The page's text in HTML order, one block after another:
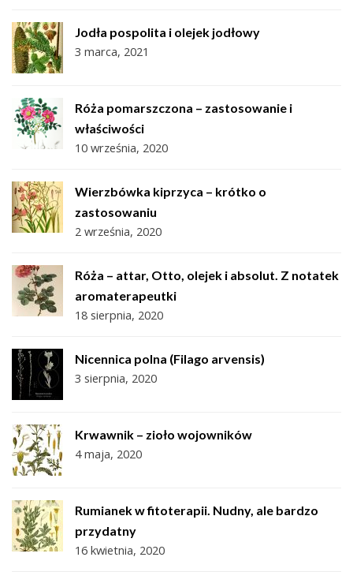
Jodła pospolita i olejek jodłowy
3 marca, 2021
Róża pomarszczona – zastosowanie i
właściwości
10 września, 2020
Wierzbówka kiprzyca – krótko o
zastosowaniu
2 września, 2020
Róża – attar, Otto, olejek i absolut. Z notatek
aromaterapeutki
18 sierpnia, 2020
Nicennica polna (Filago arvensis)
3 sierpnia, 2020
Krwawnik – zioło wojowników
4 maja, 2020
Rumianek w fitoterapii. Nudny, ale bardzo
przydatny
16 kwietnia, 2020